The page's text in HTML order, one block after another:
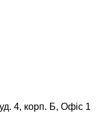
4, корп. Б, Офіс 1